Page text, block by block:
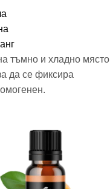
тъмно и хладно място
да се фиксира